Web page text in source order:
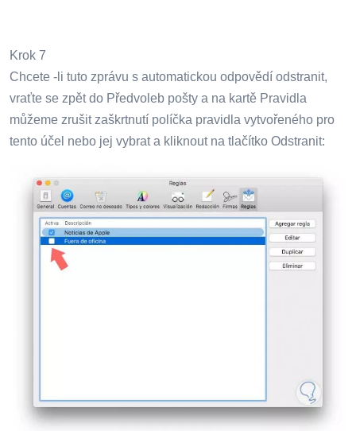
Krok 7
Chcete -li tuto zprávu s automatickou odpovědí odstranit,
vraťte se zpět do Předvoleb pošty a na kartě Pravidla
můžeme zrušit zaškrtnutí políčka pravidla vytvořeného pro
tento účel nebo jej vybrat a kliknout na tlačítko Odstranit: